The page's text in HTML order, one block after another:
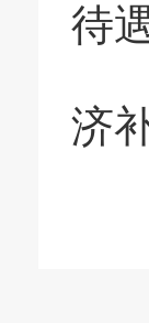
待
济